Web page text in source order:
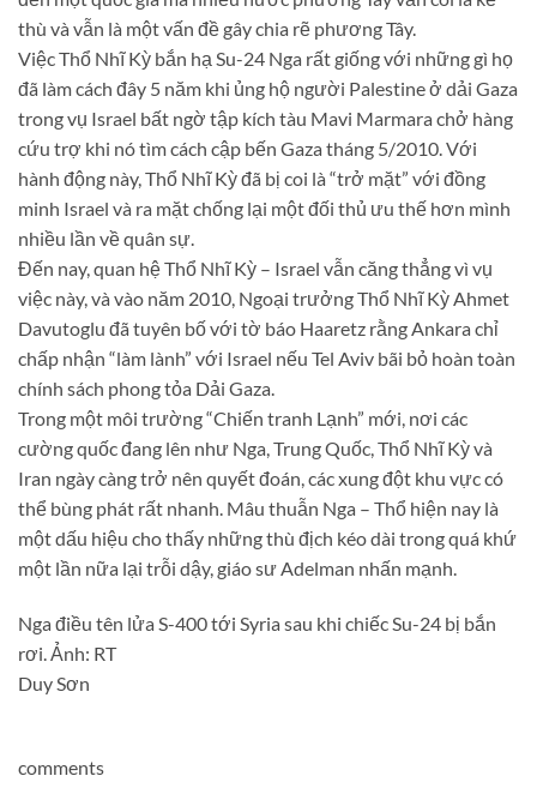
thù và vẫn là một vấn đề gây chia rẽ phương Tây.
Việc Thổ Nhĩ Kỳ bắn hạ Su-24 Nga rất giống với những gì họ
đã làm cách đây 5 năm khi ủng hộ người Palestine ở dải Gaza
trong vụ Israel bất ngờ tập kích tàu Mavi Marmara chở hàng
cứu trợ khi nó tìm cách cập bến Gaza tháng 5/2010. Với
hành động này, Thổ Nhĩ Kỳ đã bị coi là “trở mặt” với đồng
minh Israel và ra mặt chống lại một đối thủ ưu thế hơn mình
nhiều lần về quân sự.
Đến nay, quan hệ Thổ Nhĩ Kỳ – Israel vẫn căng thẳng vì vụ
việc này, và vào năm 2010, Ngoại trưởng Thổ Nhĩ Kỳ Ahmet
Davutoglu đã tuyên bố với tờ báo Haaretz rằng Ankara chỉ
chấp nhận “làm lành” với Israel nếu Tel Aviv bãi bỏ hoàn toàn
chính sách phong tỏa Dải Gaza.
Trong một môi trường “Chiến tranh Lạnh” mới, nơi các
cường quốc đang lên như Nga, Trung Quốc, Thổ Nhĩ Kỳ và
Iran ngày càng trở nên quyết đoán, các xung đột khu vực có
thể bùng phát rất nhanh. Mâu thuẫn Nga – Thổ hiện nay là
một dấu hiệu cho thấy những thù địch kéo dài trong quá khứ
một lần nữa lại trỗi dậy, giáo sư Adelman nhấn mạnh.
Nga điều tên lửa S-400 tới Syria sau khi chiếc Su-24 bị bắn
rơi. Ảnh: RT
Duy Sơn
comments